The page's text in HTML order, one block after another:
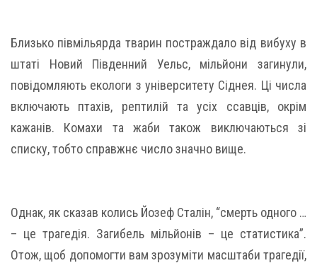
Близько півмільярда тварин постраждало від вибуху в
штаті Новий Південний Уельс, мільйони загинули,
повідомляють екологи з університету Сіднея. Ці числа
включають птахів, рептилій та усіх ссавців, окрім
кажанів. Комахи та жаби також виключаються зі
списку, тобто справжнє число значно вище.
Однак, як сказав колись Йозеф Сталін, “смерть одного …
– це трагедія. Загибель мільйонів – це статистика”.
Отож, щоб допомогти вам зрозуміти масштаби трагедії,